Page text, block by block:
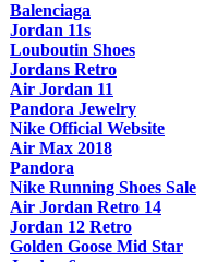
Balenciaga
Jordan 11s
Louboutin Shoes
Jordans Retro
Air Jordan 11
Pandora Jewelry
Nike Official Website
Air Max 2018
Pandora
Nike Running Shoes Sale
Air Jordan Retro 14
Jordan 12 Retro
Golden Goose Mid Star